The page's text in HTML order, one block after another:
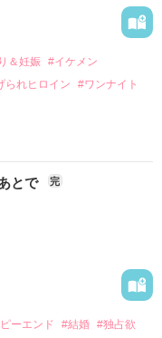
っていた哲平に
に告げてきた。
を隠すことなく
害に
きて――。
＆妊娠 #イケメン
られヒロイン
#ワンナイト
いかなかった梅田美
日本人美青年と出会
。
した美青年と再会。
も関わらず、一族を離
冷徹だと評判な社長
れた美桜は、猫の世
とで 完
ーエンド #結婚 #独占欲